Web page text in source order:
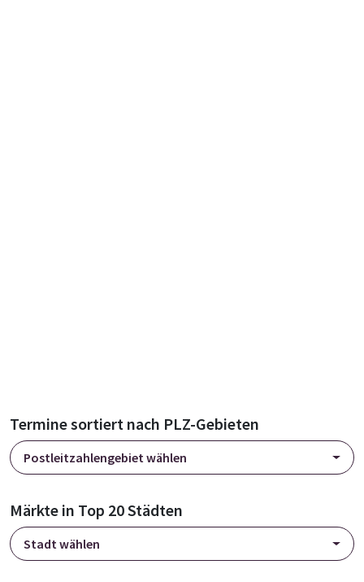
Termine sortiert nach PLZ-Gebieten
Postleitzahlengebiet wählen
Märkte in Top 20 Städten
Stadt wählen